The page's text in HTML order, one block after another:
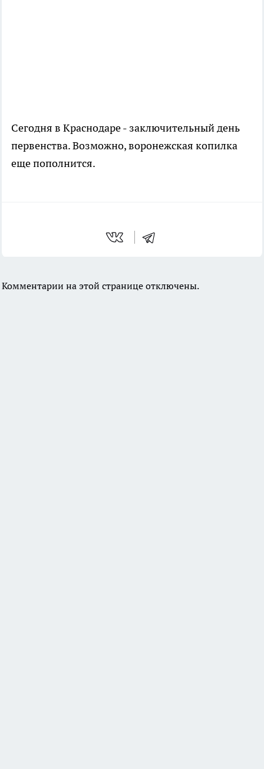
Сегодня в Краснодаре - заключительный день
первенства. Возможно, воронежская копилка
еще пополнится.
Комментарии на этой странице отключены.